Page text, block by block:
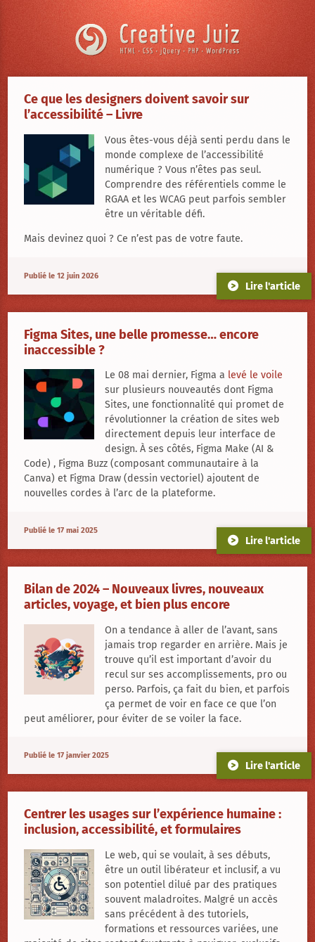
Ce que les designers doivent savoir sur
l’accessibilité – Livre
Vous êtes-vous déjà senti perdu dans le
monde complexe de l’accessibilité
numérique ? Vous n’êtes pas seul.
Comprendre des référentiels comme le
RGAA et les WCAG peut parfois sembler
être un véritable défi.
Mais devinez quoi ? Ce n’est pas de votre faute.
Publié le 12 juin 2026
Lire l'article
Figma Sites, une belle promesse… encore
inaccessible ?
Le 08 mai dernier, Figma a levé le voile
sur plusieurs nouveautés dont Figma
Sites, une fonctionnalité qui promet de
révolutionner la création de sites web
directement depuis leur interface de
design. À ses côtés, Figma Make (AI &
Code) , Figma Buzz (composant communautaire à la
Canva) et Figma Draw (dessin vectoriel) ajoutent de
nouvelles cordes à l’arc de la plateforme.
Publié le 17 mai 2025
Lire l'article
Bilan de 2024 – Nouveaux livres, nouveaux
articles, voyage, et bien plus encore
On a tendance à aller de l’avant, sans
jamais trop regarder en arrière. Mais je
trouve qu’il est important d’avoir du
recul sur ses accomplissements, pro ou
perso. Parfois, ça fait du bien, et parfois
ça permet de voir en face ce que l’on
peut améliorer, pour éviter de se voiler la face.
Publié le 17 janvier 2025
Lire l'article
Centrer les usages sur l’expérience humaine :
inclusion, accessibilité, et formulaires
Le web, qui se voulait, à ses débuts,
être un outil libérateur et inclusif, a vu
son potentiel dilué par des pratiques
souvent maladroites. Malgré un accès
sans précédent à des tutoriels,
formations et ressources variées, une